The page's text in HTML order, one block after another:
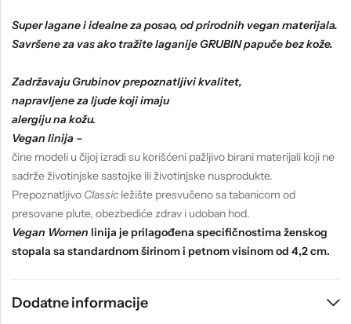
Super lagane i idealne za posao, od prirodnih vegan materijala.
Savršene za vas ako tražite laganije GRUBIN papuče bez kože.
Zadržavaju Grubinov prepoznatljivi kvalitet,
napravljene za ljude koji imaju
alergiju na kožu.
Vegan linija –
čine modeli u čijoj izradi su korišćeni pažljivo birani materijali koji ne
sadrže životinjske sastojke ili životinjske nusprodukte.
Prepoznatljivo Classic ležište presvučeno sa tabanicom od
presovane plute, obezbediće zdrav i udoban hod.
Vegan Women linija je prilagođena specifičnostima ženskog
stopala sa standardnom širinom i petnom visinom od 4,2 cm.
Dodatne informacije